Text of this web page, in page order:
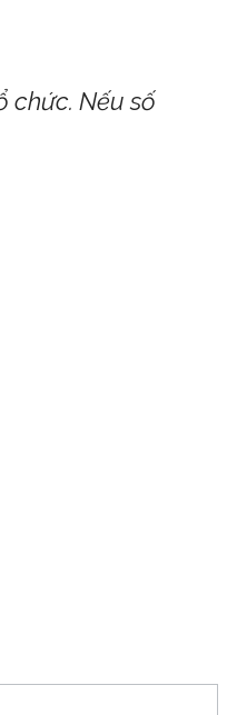
chức. Nếu số